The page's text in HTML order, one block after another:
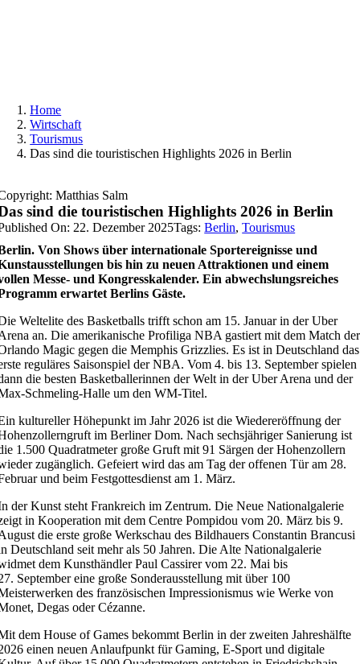
Home
Wirtschaft
Tourismus
Das sind die touristischen Highlights 2026 in Berlin
Matthias Salm
sind die touristischen Highlights 2026 in Berlin
On: 22. Dezember 2025Tags:Berlin,Tourismus
Von Shows über internationale Sportereignisse und
bis hin zu neuen Attraktionen und einem
Messe- und Kongresskalender. Ein abwechslungsreiches
erwartet Berlins Gäste.
Weltelite des Basketballs trifft schon am 15. Januar in der Uber
an. Die amerikanische Profiliga NBA gastiert mit dem Match der
Magic gegen die Memphis Grizzlies. Es ist in Deutschland das
reguläres Saisonspiel der NBA. Vom 4. bis 13. September spielen
die besten Basketballerinnen der Welt in der Uber Arena und der
Schmeling-Halle um den WM-Titel.
kultureller Höhepunkt im Jahr 2026 ist die Wiedereröffnung der
im Berliner Dom. Nach sechsjähriger Sanierung ist
1.500 Quadratmeter große Gruft mit 91 Särgen der Hohenzollern
zugänglich. Gefeiert wird das am Tag der offenen Tür am 28.
und beim Festgottesdienst am 1. März.
der Kunst steht Frankreich im Zentrum. Die Neue Nationalgalerie
in Kooperation mit dem Centre Pompidou vom 20. März bis 9.
die erste große Werkschau des Bildhauers Constantin Brancusi
Deutschland seit mehr als 50 Jahren. Die Alte Nationalgalerie
dem Kunsthändler Paul Cassirer vom 22. Mai bis
September eine große Sonderausstellung mit über 100
des französischen Impressionismus wie Werke von
Degas oder Cézanne.
dem House of Games bekommt Berlin in der zweiten Jahreshälfte
einen neuen Anlaufpunkt für Gaming, E-Sport und digitale